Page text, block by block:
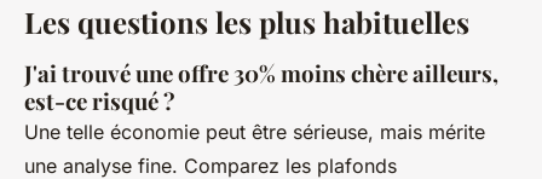
Les questions les plus habituelles
J'ai trouvé une offre 30% moins chère ailleurs,
est-ce risqué ?
Une telle économie peut être sérieuse, mais mérite
une analyse fine. Comparez les plafonds